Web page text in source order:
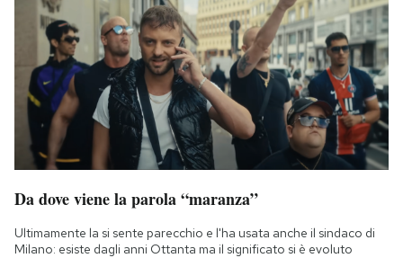
Da dove viene la parola “maranza”
Ultimamente la si sente parecchio e l'ha usata anche il sindaco di
Milano: esiste dagli anni Ottanta ma il significato si è evoluto